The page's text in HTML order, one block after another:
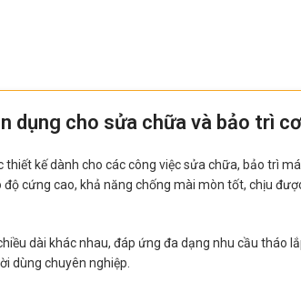
dụng cho sửa chữa và bảo trì
thiết kế dành cho các công việc sửa chữa, bảo trì
độ cứng cao, khả năng chống mài mòn tốt, chịu
dài khác nhau, đáp ứng đa dạng nhu cầu tháo
dùng chuyên nghiệp.